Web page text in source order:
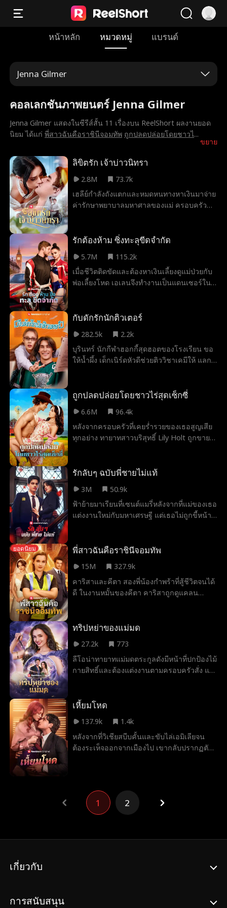
หน้าหลัก หมวดหมู่ แบรนด์
Jenna Gilmer
คอลเลกชันภาพยนตร์ Jenna Gilmer
ขยาย
Jenna Gilmer แสดงในซีรีส์สั้น 11 เรื่องบน ReelShort ผลงานยอด
นิยม ได้แก่พี่สาวฉันคือราชินีจอมทัพ ถูกปลดปล่อยโดยชาวไ...
ลิขิตรัก เจ้าบ่าวนิทรา
2.8M
73.7k
เฮลีย์กำลังถังแตกและหมดหนทางหาเงินมาจ่าย
ค่ารักษาพยาบาลมหาศาลของแม่ ครอบครัว
กำลังอยู่ในอาการโคม่าหลังอุบัติเหตุร้ายแรง
รนต์ก็กลับมามีชีวิตอีกครั้ง เมื่อเขาฟื้นขึ้นมา
และพบว่าตัวเองหมั้นหมายกับหญิงแปลกหน้าที่
เขาไม่เคยรู้จักมาก่อน!
รักต้องห้าม ซิ่งทะลุขีดจำกัด
5.7M
115.2k
เมื่อชีวิตติดขัดและต้องหาเงินเลี้ยงดูแม่ป่วยกับ
พ่อเลี้ยงโหด เอเลนจึงทำงานเป็นแดนเซอร์ใน
ชายต่างสายเลือดของตัวเอง และเธอดันเสีย
กับดักรักนักติวเตอร์
282.5k
2.2k
บุรินทร์ นักกีฬาฮอกกี้สุดฮอตของโรงเรียน ขอ
ให้น้ำผึ้ง เด็กเนิร์ดหัวดีช่วยติววิชาเคมีให้ แลก
แอบชอบ แต่เรื่องราวจะเป็นอย่างไรเมื่อสัญญา
หนังสือเรียนอีกต่อไป?
ถูกปลดปล่อยโดยชาวไร่สุดเซ็กซี่
6.6M
96.4k
หลังจากครอบครัวที่เคยร่ำรวยของเธอสูญเสีย
ทุกอย่าง ทายาทสาวบริสุทธิ์ Lily Holt ถูกขาย
รุนแรงของเขา Lily หนีจาก Mason ในคืนที่
ที่อ่อนโยนและเซ็กซี่ที่ตกหลุมรักเธอตั้งแต่แรก
เห็น อย่างไรก็ตาม เมื่อ Cal ค้นพบว่าชายที่ Lily
หนีมาคือเจ้าของที่ดินและคู่แข่งเก่าของเขา
รักลับๆ ฉบับพี่ชายไม่แท้
3M
50.9k
ฟ้าย้ายมาเรียนที่เซนต์แมรี่หลังจากที่แม่ของเธอ
แต่งงานใหม่กับมหาเศรษฐี แต่เธอไม่ถูกขี้หน้า
จะอยู่ร่วมกันได้หรือไม่ หรือเคมีระหว่างทั้งคู่จะ
ยอดนิยม พี่สาวฉันคือราชินีจอมทัพ
15M
327.9k
คาริสาและคีตา สองพี่น้องกำพร้าที่สู้ชีวิตจนได้
ดี ในงานหมั้นของคีตา คาริสาถูกดูแคลน
หน้า เธอจึงเผยตัวตนที่แท้จริงในฐานะราชินี
เธอให้ต้องเสียใจ
ทริปหย่าของแม่มด
27.2k
773
ลีโอน่าทายาทแม่มดตระกูลดังมีหน้าที่ปกป้องไม้
กายสิทธิ์และต้องแต่งงานตามครอบครัวสั่ง แต่
ต้องร่วมเดินทางไปกับเขาเพื่อร่ายมนตร์หย่า
ค่อยๆ ทลายลง
เหี้ยมโหด
137.9k
1.4k
หลังจากที่วิเชียสบีบคั้นและขับไล่เอมิเลียจน
ต้องระเห็จออกจากเมืองไป เขากลับปรากฏตัว
หลอนด้วยอดีตอันเลวร้ายจากการถูกทารุณ
กรรม และการเชื่อใจเขาก็อาจฉุดรั้งเอมิเลียให้
ตกลงไปในโลกใบเดิม ที่เคยทำลายเธอจน
จริง ๆ หรือ
1 2
เกี่ยวกับ
การสนับสนุน